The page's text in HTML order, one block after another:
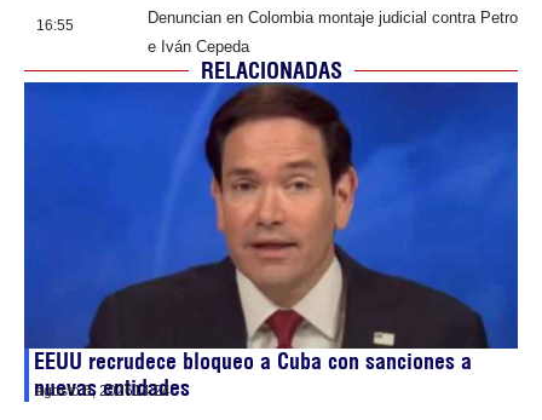
16:55
Denuncian en Colombia montaje judicial contra Petro
e Iván Cepeda
RELACIONADAS
EEUU recrudece bloqueo a Cuba con sanciones a
nuevas entidades
agosto 6, 202614:24